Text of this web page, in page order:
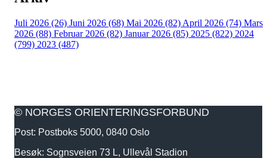
Juli 2026 (26) Juni 2026 (68) Mai 2026 (82) April 2026 (74) Mars
2026 (88) Februar 2026 (82) Januar 2026 (85) 2025 (822) 2024
(799) 2023 (487)
© NORGES ORIENTERINGSFORBUND
Post: Postboks 5000, 0840 Oslo
Besøk: Sognsveien 73 L, Ullevål Stadion